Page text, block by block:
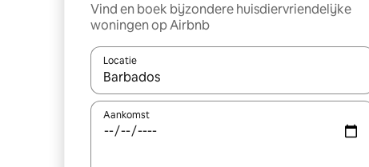
Vind en boek bijzondere huisdiervriendelijke
woningen op Airbnb
Locatie
Wanneer er suggesties beschikbaar zijn, maak je
Aankomst